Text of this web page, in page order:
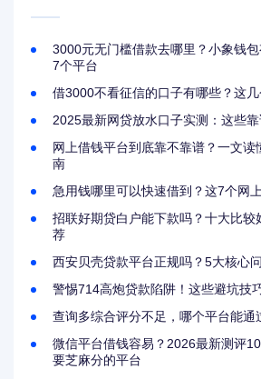
3000元无门槛借款去哪里？小象钱
7个平台
借3000不看征信的口子有哪些？这
2025最新网贷放水口子实测：这些
网上借钱平台到底靠不靠谱？一文读
南
急用钱哪里可以快速借到？这7个网
招联好期贷白户能下款吗？十大比较
荐
西安贝壳贷款平台正规吗？5大核心
警惕714高炮贷款陷阱！这些避坑技
查询多综合评分不足，哪个平台能通
微信平台借钱容易？2026最新测评
要芝麻分的平台